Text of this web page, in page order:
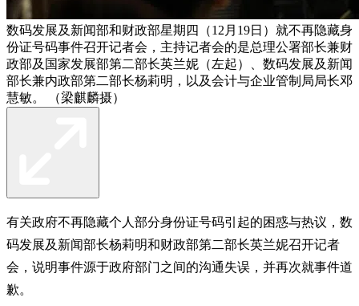
数码发展及新闻部和财政部星期四（12月19日）就不再隐藏身
份证号码事件召开记者会，主持记者会的是总理公署部长兼财
政部及国家发展部第二部长英兰妮（左起）、数码发展及新闻
部长兼内政部第二部长杨莉明，以及会计与企业管制局局长邓
慧敏。 （梁麒麟摄）
有关政府不再隐藏个人部分身份证号码引起的困惑与热议，数
码发展及新闻部长杨莉明和财政部第二部长英兰妮召开记者
会，说明事件源于政府部门之间的沟通失误，并再次就事件道
歉。